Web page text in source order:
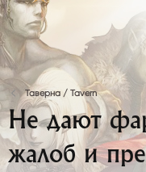
Таверна / Tavern
Не дают
жалоб и